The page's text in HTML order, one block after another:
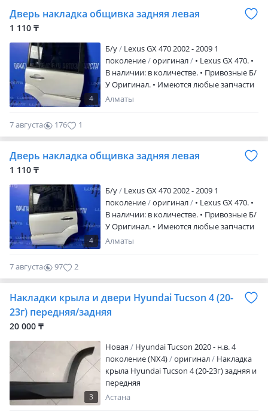
Дверь накладка общивка задняя левая
1 110 ₸
4
Б/y
Lexus GX 470 2002 - 2009 1
поколение
оригинал
• Lexus GX 470. •
В наличии: в количестве. • Привозные Б/
У Оригинал. • Имеются любые запчасти
на Lexus GX/Prado120, большой склад
Алматы
7 августа 176 1
Дверь накладка общивка задняя левая
1 110 ₸
4
Б/y
Lexus GX 470 2002 - 2009 1
поколение
оригинал
• Lexus GX 470. •
В наличии: в количестве. • Привозные Б/
У Оригинал. • Имеются любые запчасти
на Lexus GX/Prado120, большой склад
Алматы
7 августа 97 2
Накладки крыла и двери Hyundai Tucson 4 (20-
23г) передняя/задняя
20 000 ₸
3
Новая
Hyundai Tucson 2020 - н.в. 4
поколение (NX4)
оригинал
Накладка
крыла Hyundai Tucson 4 (20-23г) задняя и
передняя
Астана